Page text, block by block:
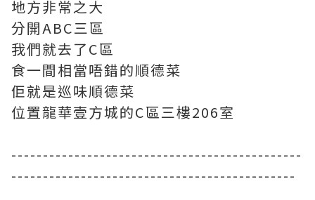
地方非常之大
分開ABC三區
我們就去了C區
食一間相當唔錯的順德菜
佢就是巡味順德菜
位置龍華壹方城的C區三樓206室
----------------------------------------------
---------------------------------------------